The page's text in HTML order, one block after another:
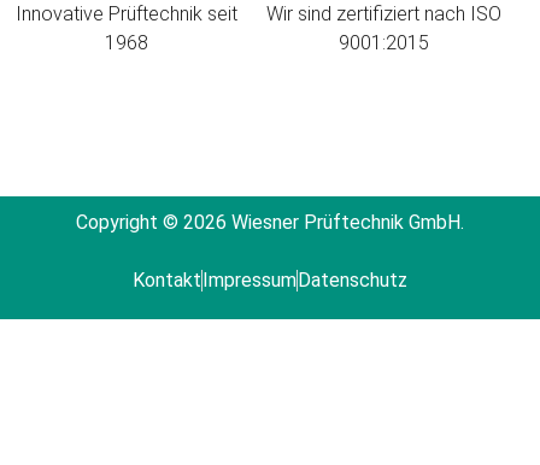
Innovative Prüftechnik seit
1968
Wir sind zertifiziert nach ISO
9001:2015
Copyright © 2026 Wiesner Prüftechnik GmbH.
KontaktImpressumDatenschutz